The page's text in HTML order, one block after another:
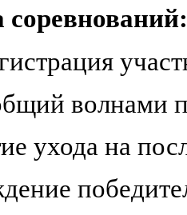
волнами
ухода на